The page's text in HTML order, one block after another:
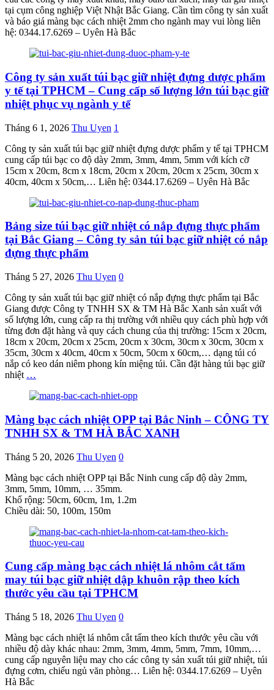
tại cụm công nghiệp Việt Nhật Bắc Giang. Cần tìm công ty sản xuất
và báo giá màng bạc cách nhiệt 2mm cho ngành may vui lòng liên
hệ: 0344.17.6269 – Uyên Hà Bắc
Công ty sản xuất túi bạc giữ nhiệt đựng dược phẩm
y tế tại TPHCM – Cung cấp số lượng lớn túi bạc giữ
nhiệt phục vụ ngành y tế
Tháng 6 1, 2026 Thu Uyen 1
Công ty sản xuất túi bạc giữ nhiệt đựng dược phẩm y tế tại TPHCM
cung cấp túi bạc co độ dày 2mm, 3mm, 4mm, 5mm với kích cỡ
15cm x 20cm, 8cm x 18cm, 20cm x 20cm, 20cm x 25cm, 30cm x
40cm, 40cm x 50cm,… Liên hệ: 0344.17.6269 – Uyên Hà Bắc
Bảng size túi bạc giữ nhiệt có nắp đựng thực phẩm
tại Bắc Giang – Công ty sản túi bạc giữ nhiệt có nắp
đựng thực phẩm
Tháng 5 27, 2026 Thu Uyen 0
Công ty sản xuất túi bạc giữ nhiệt có nắp đựng thực phẩm tại Bắc
Giang được Công ty TNHH SX & TM Hà Bắc Xanh sản xuất với
số lượng lớn, cung cấp ra thị trường với nhiều quy cách phù hợp với
từng đơn đặt hàng và quy cách chung của thị trường: 15cm x 20cm,
18cm x 20cm, 20cm x 25cm, 20cm x 30cm, 30cm x 30cm, 30cm x
35cm, 30cm x 40cm, 40cm x 50cm, 50cm x 60cm,… dạng túi có
nắp có keo dán niêm phong kín miệng túi. Cần đặt hàng túi bạc giữ
nhiệt …
Màng bạc cách nhiệt OPP tại Bắc Ninh – CÔNG TY
TNHH SX & TM HÀ BẮC XANH
Tháng 5 20, 2026 Thu Uyen 0
Màng bạc cách nhiệt OPP tại Bắc Ninh cung cấp độ dày 2mm,
3mm, 5mm, 10mm, … 35mm.
Khổ rộng: 50cm, 60cm, 1m, 1.2m
Chiều dài: 50, 100m, 150m
Cung cấp màng bạc cách nhiệt lá nhôm cắt tấm
may túi bạc giữ nhiệt dập khuôn rập theo kích
thước yêu cầu tại TPHCM
Tháng 5 18, 2026 Thu Uyen 0
Màng bạc cách nhiệt lá nhôm cắt tấm theo kích thước yêu cầu với
nhiều độ dày khác nhau: 2mm, 3mm, 4mm, 5mm, 7mm, 10mm,…
cung cấp nguyên liệu may cho các công ty sản xuất túi giữ nhiệt, túi
đựng cơm, chiếu ngủ văn phòng… Liên hệ: 0344.17.6269 – Uyên
Hà Bắc